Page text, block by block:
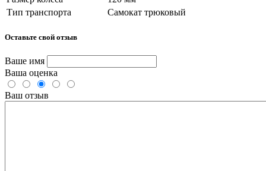
Тип транспорта
Самокат трюковый
Оставьте свой отзыв
Ваше имя
Ваша оценка
Ваш отзыв